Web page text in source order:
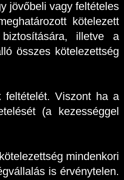
jövőbeli vagy feltételes
kötelezett
illetve a
összes kötelezettség
feltételét. Viszont ha a
(a kezességgel
mindenkori
is érvénytelen.